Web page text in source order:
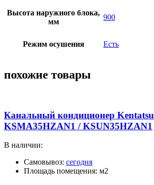
Высота наружного блока,
мм
900
Режим осушения Есть
похожие товары
Канальный кондиционер Kentatsu
KSMA35HZAN1 / KSUN35HZAN1
В наличии:
Самовывоз: сегодня
Площадь помещения: м2